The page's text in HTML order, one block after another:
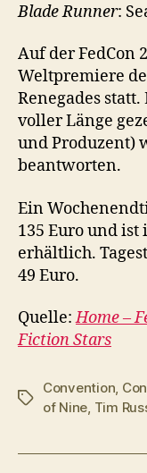
Blade Runner:
Auf der FedCon
Weltpremiere
Renegades
voller Länge
und Produzent)
beantworten.
Ein
135 Euro und
erhältlich.
49 Euro.
Quelle:Home –
Fiction Stars
Schlagwörter
Convention,
of Nine, Tim